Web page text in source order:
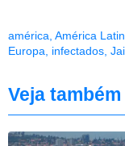
américa América
Europa
infectados
Veja também